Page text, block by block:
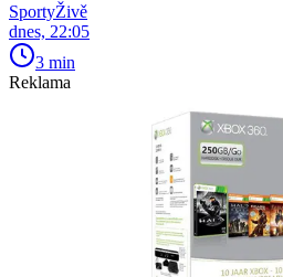
SportyŽivě
dnes, 22:05
3 min
Reklama